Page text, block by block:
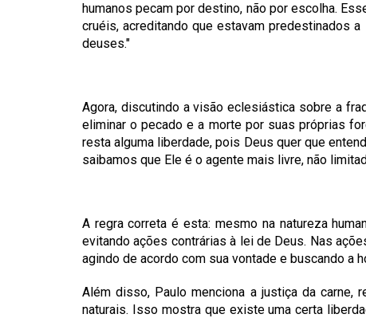
humanos pecam por destino, não por escolha.
cruéis, acreditando que estavam predestinados
deuses."
Agora, discutindo a visão eclesiástica sobre a
eliminar o pecado e a morte por suas próprias
resta alguma liberdade, pois Deus quer que
saibamos que Ele é o agente mais livre, não
A regra correta é esta: mesmo na natureza
evitando ações contrárias à lei de Deus. Nas
agindo de acordo com sua vontade e buscando a
Além disso, Paulo menciona a justiça da
naturais. Isso mostra que existe uma certa